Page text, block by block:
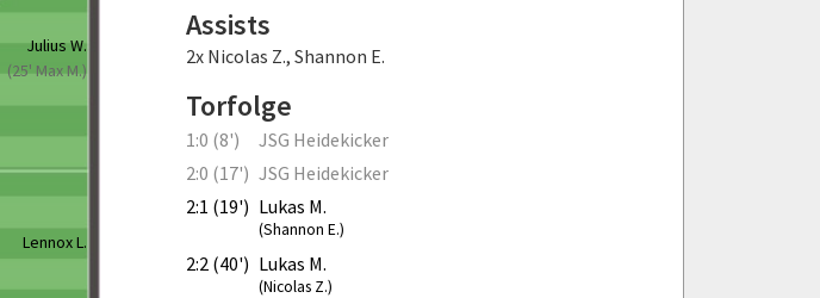
Julius W.
(25' Max M.)
Lennox L.
Assists
2x Nicolas Z., Shannon E.
Torfolge
1:0 (8')
JSG Heidekicker
2:0 (17') JSG Heidekicker
2:1 (19') Lukas M.
(Shannon E.)
2:2 (40') Lukas M.
(Nicolas Z.)